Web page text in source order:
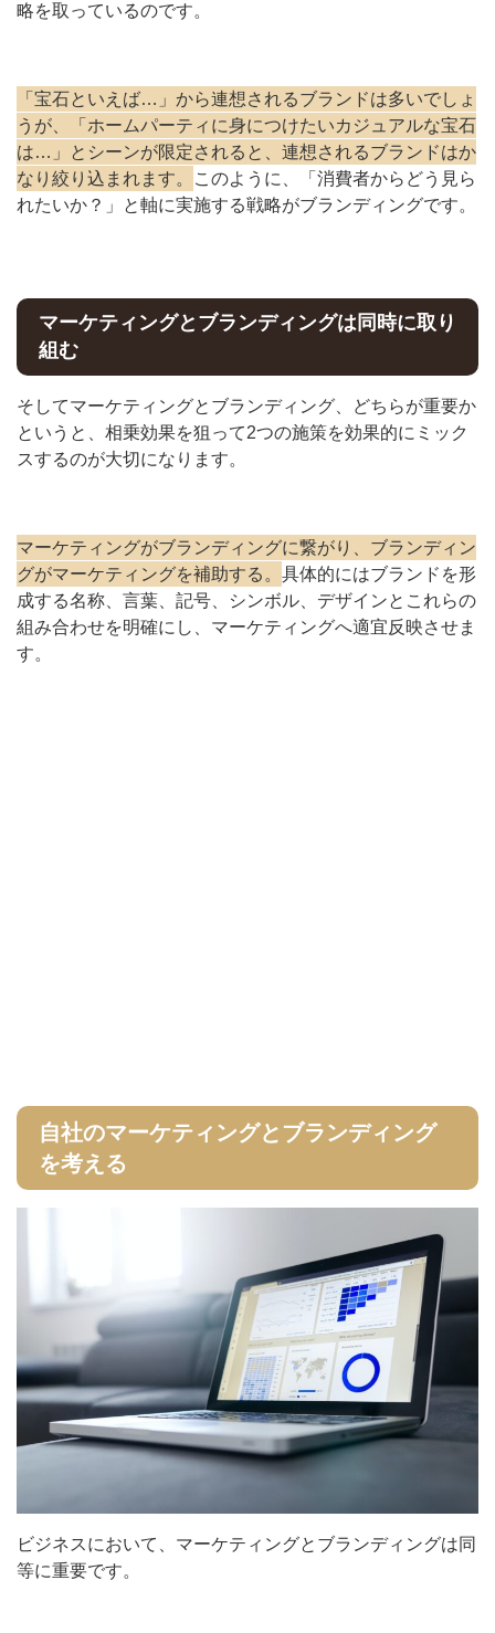
略を取っているのです。
「宝石といえば…」から連想されるブランドは多いでしょ
うが、「ホームパーティに身につけたいカジュアルな宝石
は…」とシーンが限定されると、連想されるブランドはか
なり絞り込まれます。
このように、「消費者からどう見ら
れたいか？」と軸に実施する戦略がブランディングです。
マーケティングとブランディングは同時に取り
組む
そしてマーケティングとブランディング、どちらが重要か
というと、相乗効果を狙って2つの施策を効果的にミック
スするのが大切になります。
マーケティングがブランディングに繋がり、ブランディン
グがマーケティングを補助する。 具体的にはブランドを形
成する名称、言葉、記号、シンボル、デザインとこれらの
組み合わせを明確にし、マーケティングへ適宜反映させま
す。
自社のマーケティングとブランディング
を考える
ビジネスにおいて、マーケティングとブランディングは同
等に重要です。